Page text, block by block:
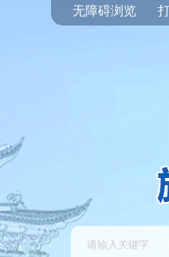
无障碍浏览